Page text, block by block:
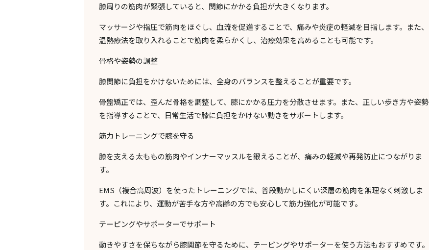
膝周りの筋肉が緊張していると、関節にかかる負担が大きくなります。
マッサージや指圧で筋肉をほぐし、血流を促進することで、痛みや炎症の軽減を目指します。また、
温熱療法を取り入れることで筋肉を柔らかくし、治療効果を高めることも可能です。
骨格や姿勢の調整
膝関節に負担をかけないためには、全身のバランスを整えることが重要です。
骨盤矯正では、歪んだ骨格を調整して、膝にかかる圧力を分散させます。また、正しい歩き方や姿勢
を指導することで、日常生活で膝に負担をかけない動きをサポートします。
筋力トレーニングで膝を守る
膝を支える太ももの筋肉やインナーマッスルを鍛えることが、痛みの軽減や再発防止につながりま
す。
EMS（複合高周波）を使ったトレーニングでは、普段動かしにくい深層の筋肉を無理なく刺激しま
す。これにより、運動が苦手な方や高齢の方でも安心して筋力強化が可能です。
テーピングやサポーターでサポート
動きやすさを保ちながら膝関節を守るために、 テーピングやサポーターを使う方法もおすすめです。